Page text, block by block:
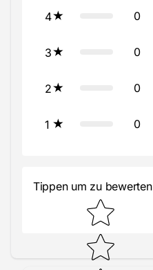
4 0
3 0
2 0
1 0
Tippen um zu bewerten